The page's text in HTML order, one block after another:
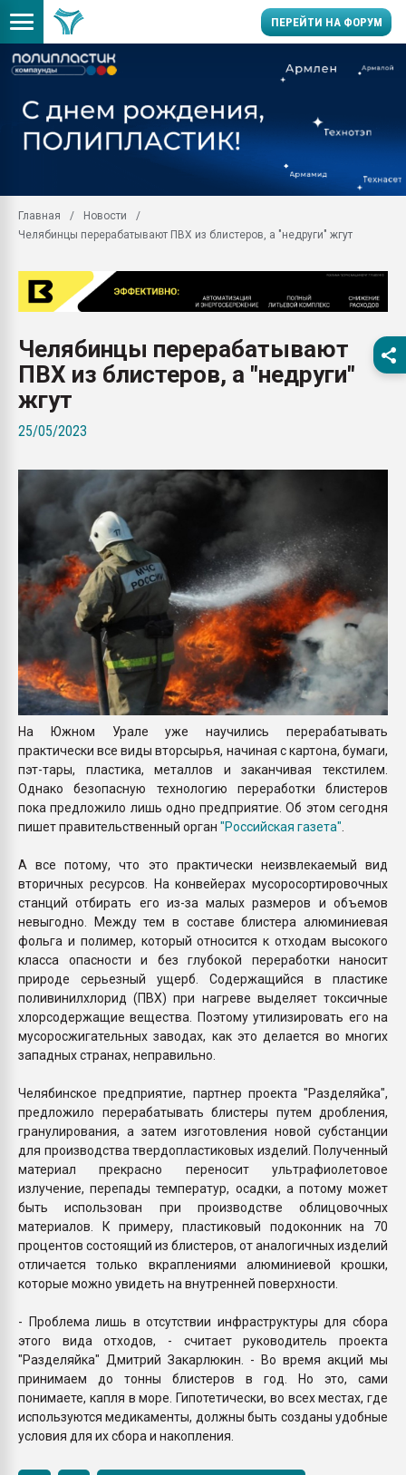
ПЕРЕЙТИ НА ФОРУМ
Вакуум-формовочные
28.07.2026
Всё, что касается
бутылок
Материал
вакуумного
Продам отходы
ПЕРЕЙТИ НА
Главная
Новости
Челябинцы перерабатывают ПВХ из блистеров, а "недруги" жгут
Челябинцы перерабатывают
ПВХ из блистеров, а "недруги"
жгут
25/05/2023
На Южном Урале уже научились перерабатывать
практически все виды вторсырья, начиная с картона, бумаги,
пэт-тары, пластика, металлов и заканчивая текстилем.
Однако безопасную технологию переработки блистеров
пока предложило лишь одно предприятие. Об этом сегодня
пишет правительственный орган "Российская газета".
А все потому, что это практически неизвлекаемый вид
вторичных ресурсов. На конвейерах мусоросортировочных
станций отбирать его из-за малых размеров и объемов
невыгодно. Между тем в составе блистера алюминиевая
фольга и полимер, который относится к отходам высокого
класса опасности и без глубокой переработки наносит
природе серьезный ущерб. Содержащийся в пластике
поливинилхлорид (ПВХ) при нагреве выделяет токсичные
хлорсодержащие вещества. Поэтому утилизировать его на
мусоросжигательных заводах, как это делается во многих
западных странах, неправильно.
Челябинское предприятие, партнер проекта "Разделяйка",
предложило перерабатывать блистеры путем дробления,
гранулирования, а затем изготовления новой субстанции
для производства твердопластиковых изделий. Полученный
материал прекрасно переносит ультрафиолетовое
излучение, перепады температур, осадки, а потому может
быть использован при производстве облицовочных
материалов. К примеру, пластиковый подоконник на 70
процентов состоящий из блистеров, от аналогичных изделий
отличается только вкраплениями алюминиевой крошки,
которые можно увидеть на внутренней поверхности.
- Проблема лишь в отсутствии инфраструктуры для сбора
этого вида отходов, - считает руководитель проекта
"Разделяйка" Дмитрий Закарлюкин. - Во время акций мы
принимаем до тонны блистеров в год. Но это, сами
понимаете, капля в море. Гипотетически, во всех местах, где
используются медикаменты, должны быть созданы удобные
условия для их сбора и накопления.